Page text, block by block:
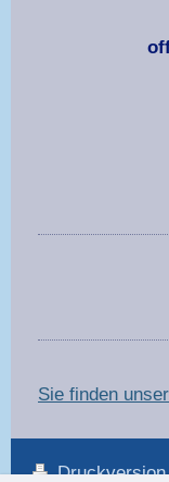
Sie finden